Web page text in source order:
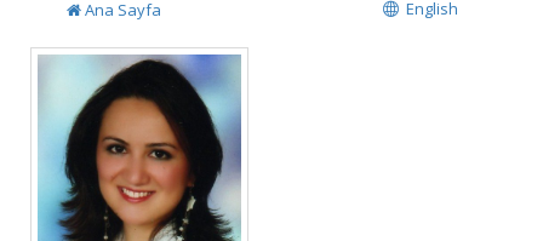
English
Ana Sayfa